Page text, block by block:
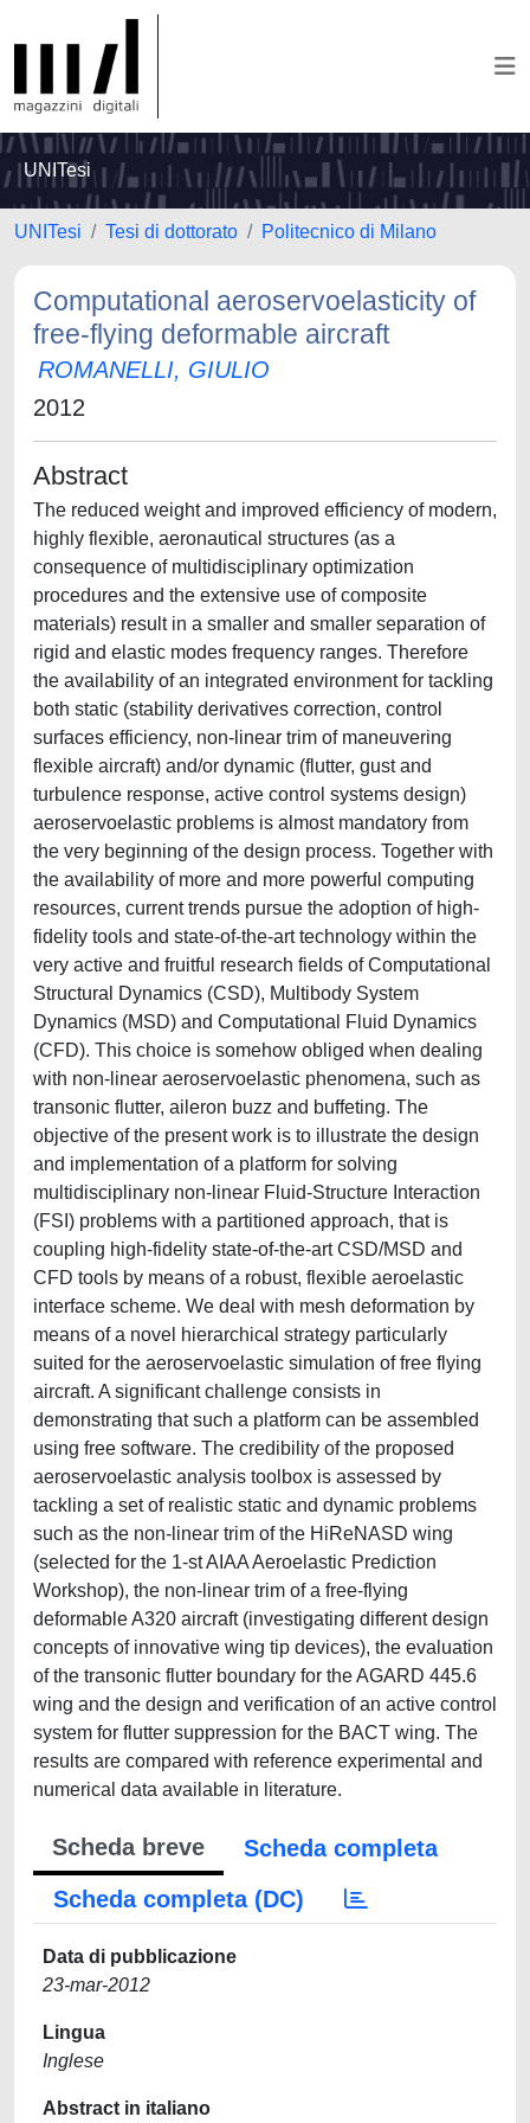
UNITesi
UNITesi Tesi di dottorato Politecnico di Milano
Computational aeroservoelasticity of
free-flying deformable aircraft
ROMANELLI, GIULIO
2012
Abstract
The reduced weight and improved efficiency of modern,
highly flexible, aeronautical structures (as a
consequence of multidisciplinary optimization
procedures and the extensive use of composite
materials) result in a smaller and smaller separation of
rigid and elastic modes frequency ranges. Therefore
the availability of an integrated environment for tackling
both static (stability derivatives correction, control
surfaces efficiency, non-linear trim of maneuvering
flexible aircraft) and/or dynamic (flutter, gust and
turbulence response, active control systems design)
aeroservoelastic problems is almost mandatory from
the very beginning of the design process. Together with
the availability of more and more powerful computing
resources, current trends pursue the adoption of high-
fidelity tools and state-of-the-art technology within the
very active and fruitful research fields of Computational
Structural Dynamics (CSD), Multibody System
Dynamics (MSD) and Computational Fluid Dynamics
(CFD). This choice is somehow obliged when dealing
with non-linear aeroservoelastic phenomena, such as
transonic flutter, aileron buzz and buffeting. The
objective of the present work is to illustrate the design
and implementation of a platform for solving
multidisciplinary non-linear Fluid-Structure Interaction
(FSI) problems with a partitioned approach, that is
coupling high-fidelity state-of-the-art CSD/MSD and
CFD tools by means of a robust, flexible aeroelastic
interface scheme. We deal with mesh deformation by
means of a novel hierarchical strategy particularly
suited for the aeroservoelastic simulation of free flying
aircraft. A significant challenge consists in
demonstrating that such a platform can be assembled
using free software. The credibility of the proposed
aeroservoelastic analysis toolbox is assessed by
tackling a set of realistic static and dynamic problems
such as the non-linear trim of the HiReNASD wing
(selected for the 1-st AIAA Aeroelastic Prediction
Workshop), the non-linear trim of a free-flying
deformable A320 aircraft (investigating different design
concepts of innovative wing tip devices), the evaluation
of the transonic flutter boundary for the AGARD 445.6
wing and the design and verification of an active control
system for flutter suppression for the BACT wing. The
results are compared with reference experimental and
numerical data available in literature.
Scheda breve
Scheda completa
Scheda completa (DC)
Data di pubblicazione
23-mar-2012
Lingua
Inglese
Abstract in italiano